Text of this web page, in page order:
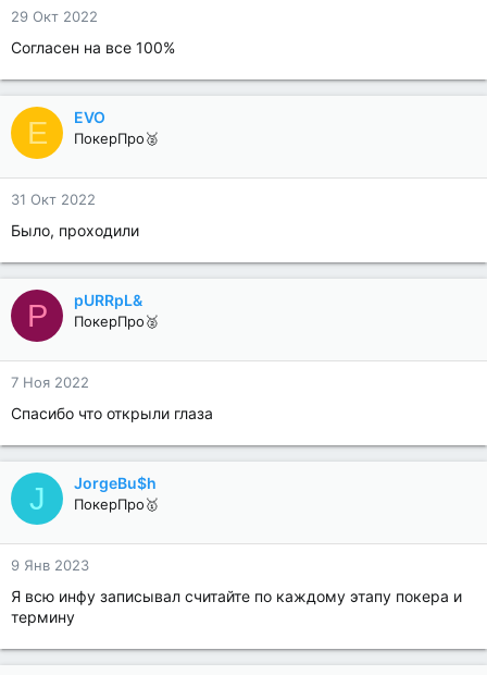
29 Окт 2022
Согласен на все 100%
E EVO
ПокерПро🥈
31 Окт 2022
Было, проходили
P pURRpL&
ПокерПро🥈
7 Ноя 2022
Спасибо что открыли глаза
J JorgeBu$h
ПокерПро🥇
9 Янв 2023
Я всю инфу записывал считайте по каждому этапу покера и
термину